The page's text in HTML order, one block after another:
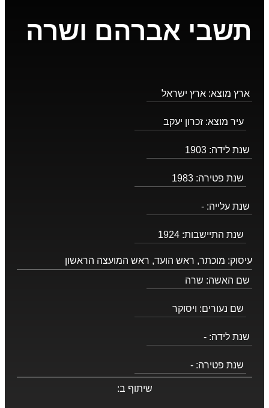
תשבי אברהם ושרה
ארץ מוצא: ארץ ישראל
עיר מוצא: זכרון יעקב
שנת לידה: 1903
שנת פטירה: 1983
שנת עלייה: -
שנת התיישבות: 1924
עיסוק: מוכתר, ראש הועד, ראש המועצה הראשון
שם האשה: שרה
שם נעורים: ויסוקר
שנת לידה: -
שנת פטירה: -
שיתוף ב: